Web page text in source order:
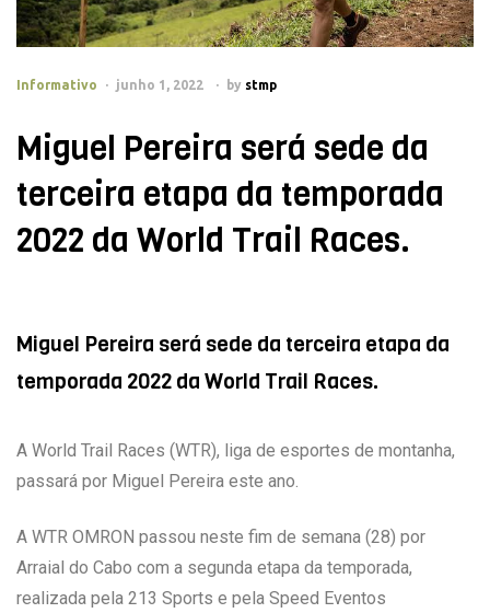
Informativo junho 1, 2022 by stmp
Miguel Pereira será sede da
terceira etapa da temporada
2022 da World Trail Races.
Miguel Pereira será sede da terceira etapa da
temporada 2022 da World Trail Races.
A World Trail Races (WTR), liga de esportes de montanha,
passará por Miguel Pereira este ano.
A WTR OMRON passou neste fim de semana (28) por
Arraial do Cabo com a segunda etapa da temporada,
realizada pela 213 Sports e pela Speed Eventos